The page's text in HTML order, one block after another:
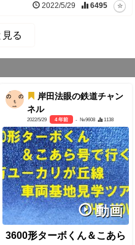
2022/5/29 6495
見る
岸田法眼の鉄道チャン
ネル
2022/5/29 4 年前 - №9608 1138
動画
3600形ターボくん＆こあら